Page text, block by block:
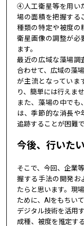
④人工衛星等を用い
場の面積を把握す
種類の特定や被度の
衛星画像の調整が必
ます。
最近の広域な藻場
合わせて、広域の藻
が主流となっていま
り、簡単には行えませ
また、藻場の中でも
は、季節的な消長や
追跡することが困難で
今後、行いた
そこで、今回、企業
握する手法の開発お
たらと思います。現
ために、AIをもちい
デジタル技術を活用
成種、被度を推定す